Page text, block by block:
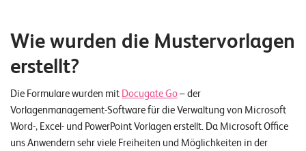
Wie wurden die Mustervorlagen
erstellt?
Die Formulare wurden mit Docugate Go– der
Vorlagenmanagement-Software für die Verwaltung von Microsoft
Word-, Excel- und PowerPoint Vorlagen erstellt. Da Microsoft Office
uns Anwendern sehr viele Freiheiten und Möglichkeiten in der